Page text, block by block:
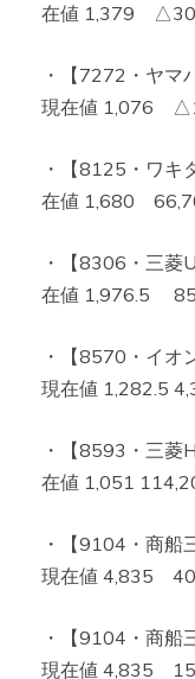
在値 1,379
・【7272・ヤ
現在値 1,076
・【8125・ワ
在値 1,680
・【8306・三
在値 1,976.5
・【8570・イ
現在値 1,282.5
・【8593・三
在値 1,051
・【9104・商
現在値 4,835
・【9104・商
現在値 4,835